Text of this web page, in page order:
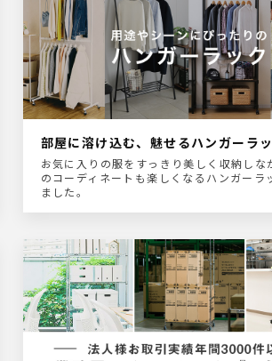
部屋に溶け込む、魅せるハンガーラ
お気に入りの服をすっきり美しく収納しな
のコーディネートも楽しくなるハンガーラ
ました。